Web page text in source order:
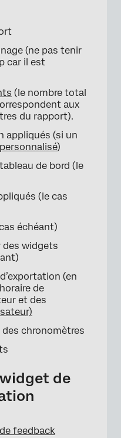
(ne pas tenir
car il est
(le nombre total
aux
du rapport).
appliqués (si un
personnalisé)
de bord (le
(le cas
échéant)
des widgets
(en
de
et des
chronomètres
de
feedback